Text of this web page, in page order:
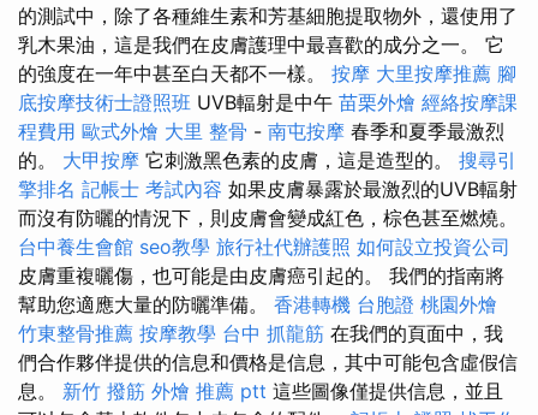
的測試中，除了各種維生素和芳基細胞提取物外，還使用了
乳木果油，這是我們在皮膚護理中最喜歡的成分之一。 它
的強度在一年中甚至白天都不一樣。 按摩 大里按摩推薦 腳
底按摩技術士證照班 UVB輻射是中午 苗栗外燴 經絡按摩課
程費用 歐式外燴 大里 整骨 - 南屯按摩 春季和夏季最激烈
的。 大甲按摩 它刺激黑色素的皮膚，這是造型的。 搜尋引
擎排名 記帳士 考試內容 如果皮膚暴露於最激烈的UVB輻射
而沒有防曬的情況下，則皮膚會變成紅色，棕色甚至燃燒。
台中養生會館 seo教學 旅行社代辦護照 如何設立投資公司
皮膚重複曬傷，也可能是由皮膚癌引起的。 我們的指南將
幫助您適應大量的防曬準備。 香港轉機 台胞證 桃園外燴
竹東整骨推薦 按摩教學 台中 抓龍筋 在我們的頁面中，我
們合作夥伴提供的信息和價格是信息，其中可能包含虛假信
息。 新竹 撥筋 外燴 推薦 ptt 這些圖像僅提供信息，並且